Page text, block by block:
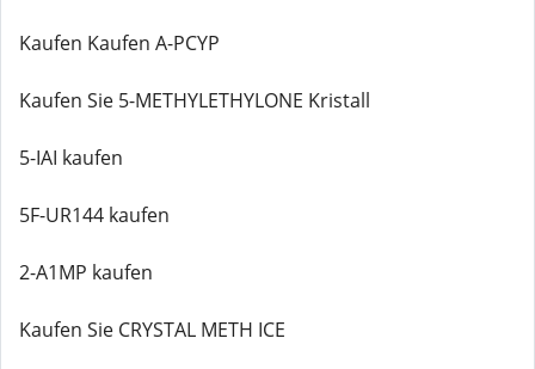
Kaufen Kaufen A-PCYP
Kaufen Sie 5-METHYLETHYLONE Kristall
5-IAI kaufen
5F-UR144 kaufen
2-A1MP kaufen
Kaufen Sie CRYSTAL METH ICE